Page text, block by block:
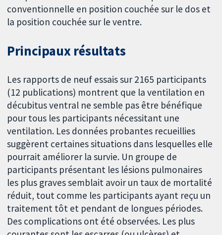
conventionnelle en position couchée sur le dos et
la position couchée sur le ventre.
Principaux résultats
Les rapports de neuf essais sur 2165 participants
(12 publications) montrent que la ventilation en
décubitus ventral ne semble pas être bénéfique
pour tous les participants nécessitant une
ventilation. Les données probantes recueillies
suggèrent certaines situations dans lesquelles elle
pourrait améliorer la survie. Un groupe de
participants présentant les lésions pulmonaires
les plus graves semblait avoir un taux de mortalité
réduit, tout comme les participants ayant reçu un
traitement tôt et pendant de longues périodes.
Des complications ont été observées. Les plus